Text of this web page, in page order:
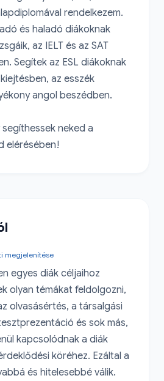
rendelkezem.
és haladó diákoknak
az IELT és az SAT
Segítek az ESL diákoknak
az esszék
angol beszédben.
neked a
elérésében!
megjelenítése
egyes diák céljaihoz
olyan témákat feldolgozni,
olvasásértés, a társalgási
és sok más,
kapcsolódnak a diák
köréhez. Ezáltal a
és hitelesebbé válik.